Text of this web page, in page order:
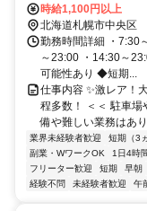
時給1,100円以上
北海道札幌市中央区
勤務時間詳細 ・7:30
～23:00 ・14:30～
可能性あり ◆短期...
仕事内容 ✨激レア！
程多数！ ＜＜ 駐車
備や難しい業務はあ
業界未経験者歓迎 短期（3
副業・WワークOK
1日4時
フリーター歓迎
短期 早朝
経験不問
未経験者歓迎 午